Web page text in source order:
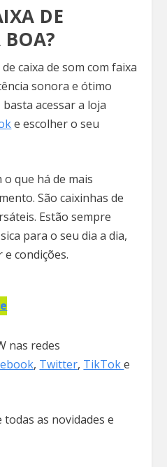
DE
BOA?
caixa de som com faixa
sonora e ótimo
acessar a loja
e escolher o seu
o que há de mais
São caixinhas de
Estão sempre
para o seu dia a dia,
condições.
nas redes
, Twitter, TikToke
as novidades e